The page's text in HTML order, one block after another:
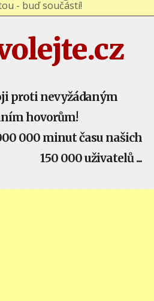
proti nevyžádaným
hovorům!
000 minut času našich
150 000 uživatelů ...
- buď součástí!